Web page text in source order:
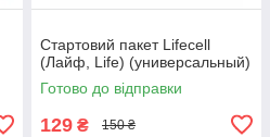
Стартовий пакет Lifecell
(Лайф, Life) (универсальный)
Готово до відправки
129 ₴ 150 ₴